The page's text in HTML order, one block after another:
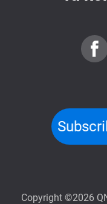
Copyright ©2026